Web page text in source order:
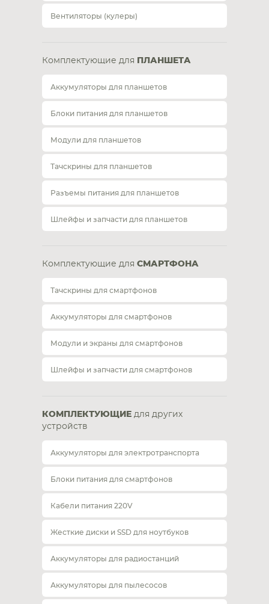
Вентиляторы (кулеры)
Комплектующие для ПЛАНШЕТА
Аккумуляторы для планшетов
Блоки питания для планшетов
Модули для планшетов
Тачскрины для планшетов
Разъемы питания для планшетов
Шлейфы и запчасти для планшетов
Комплектующие для СМАРТФОНА
Тачскрины для смартфонов
Аккумуляторы для смартфонов
Модули и экраны для смартфонов
Шлейфы и запчасти для смартфонов
КОМПЛЕКТУЮЩИЕ для других
устройств
Аккумуляторы для электротранспорта
Блоки питания для смартфонов
Кабели питания 220V
Жесткие диски и SSD для ноутбуков
Аккумуляторы для радиостанций
Аккумуляторы для пылесосов